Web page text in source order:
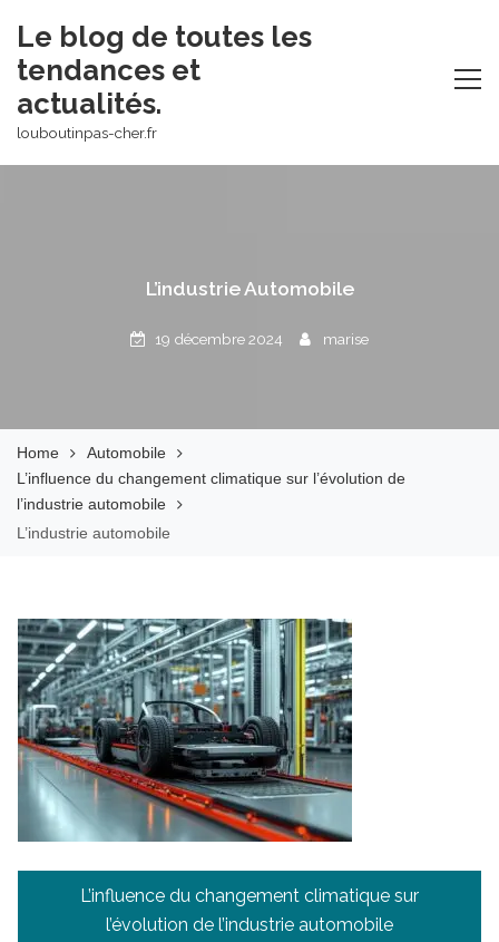
content
Le blog de toutes les
tendances et
actualités.
louboutinpas-cher.fr
L’industrie Automobile
19 décembre 2024 marise
Home
Automobile
L’influence du changement climatique sur l’évolution de
l’industrie automobile
L’industrie automobile
Navigation
L’influence du changement climatique sur
l’évolution de l’industrie automobile